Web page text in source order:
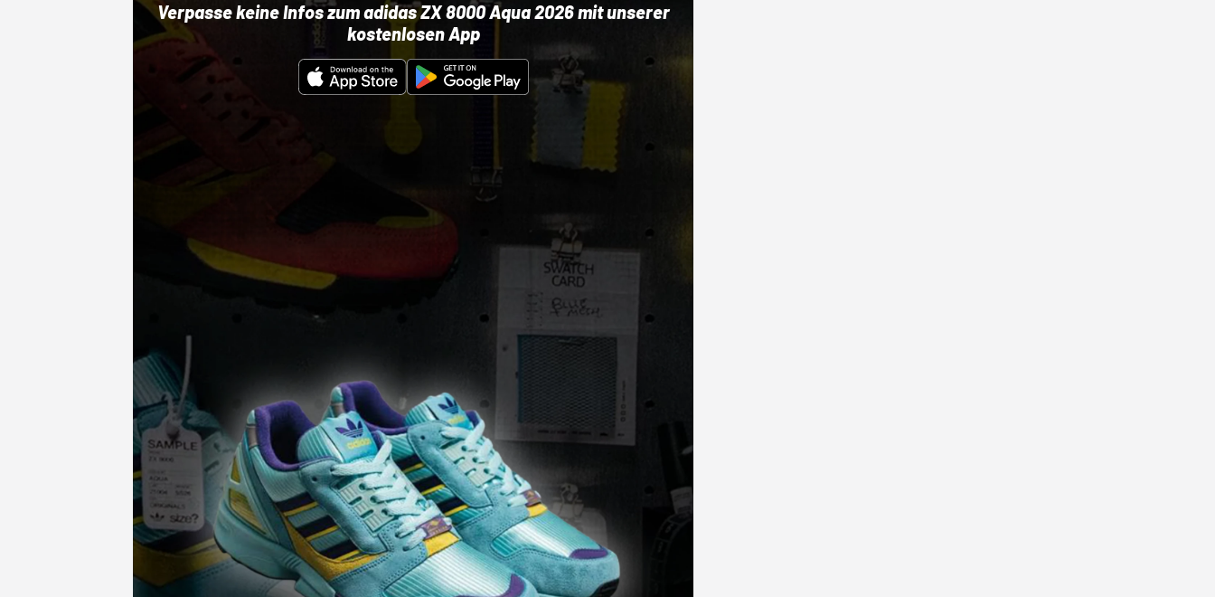
Verpasse keine Infos zum adidas ZX 8000 Aqua 2026 mit unserer
kostenlosen App